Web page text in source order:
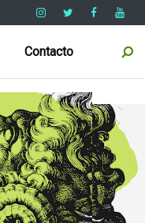
Contacto